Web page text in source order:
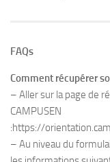
FAQs
Comment récupérer
– Aller sur la page de
CAMPUSEN
:https://
– Au niveau du